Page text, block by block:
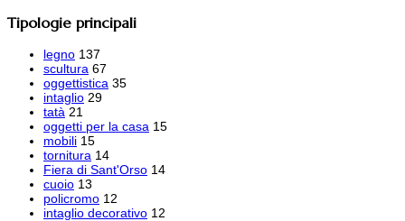
Tipologie principali
legno 137
scultura 67
oggettistica 35
intaglio 29
tatà 21
oggetti per la casa 15
mobili 15
tornitura 14
Fiera di Sant'Orso 14
cuoio 13
policromo 12
intaglio decorativo 12